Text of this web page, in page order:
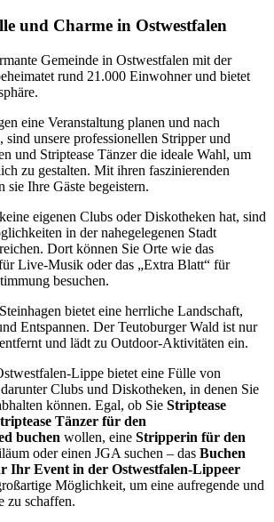
und Charme in Ostwestfalen
Gemeinde in Ostwestfalen mit der
rund 21.000 Einwohner und bietet
eine Veranstaltung planen und nach
sind unsere professionellen Stripper und
und Striptease Tänzer die ideale Wahl, um
zu gestalten. Mit ihren faszinierenden
sie Ihre Gäste begeistern.
eigenen Clubs oder Diskotheken hat, sind
in der nahegelegenen Stadt
Dort können Sie Orte wie das
Live-Musik oder das „Extra Blatt“ für
besuchen.
bietet eine herrliche Landschaft,
Entspannen. Der Teutoburger Wald ist nur
und lädt zu Outdoor-Aktivitäten ein.
Lippe bietet eine Fülle von
Clubs und Diskotheken, in denen Sie
können. Egal, ob Sie Striptease
Tänzer für den
buchen wollen, eine Stripperin für den
oder einen JGA suchen – das Buchen
Ihr Event in der Ostwestfalen-Lippeer
Möglichkeit, um eine aufregende und
zu schaffen.